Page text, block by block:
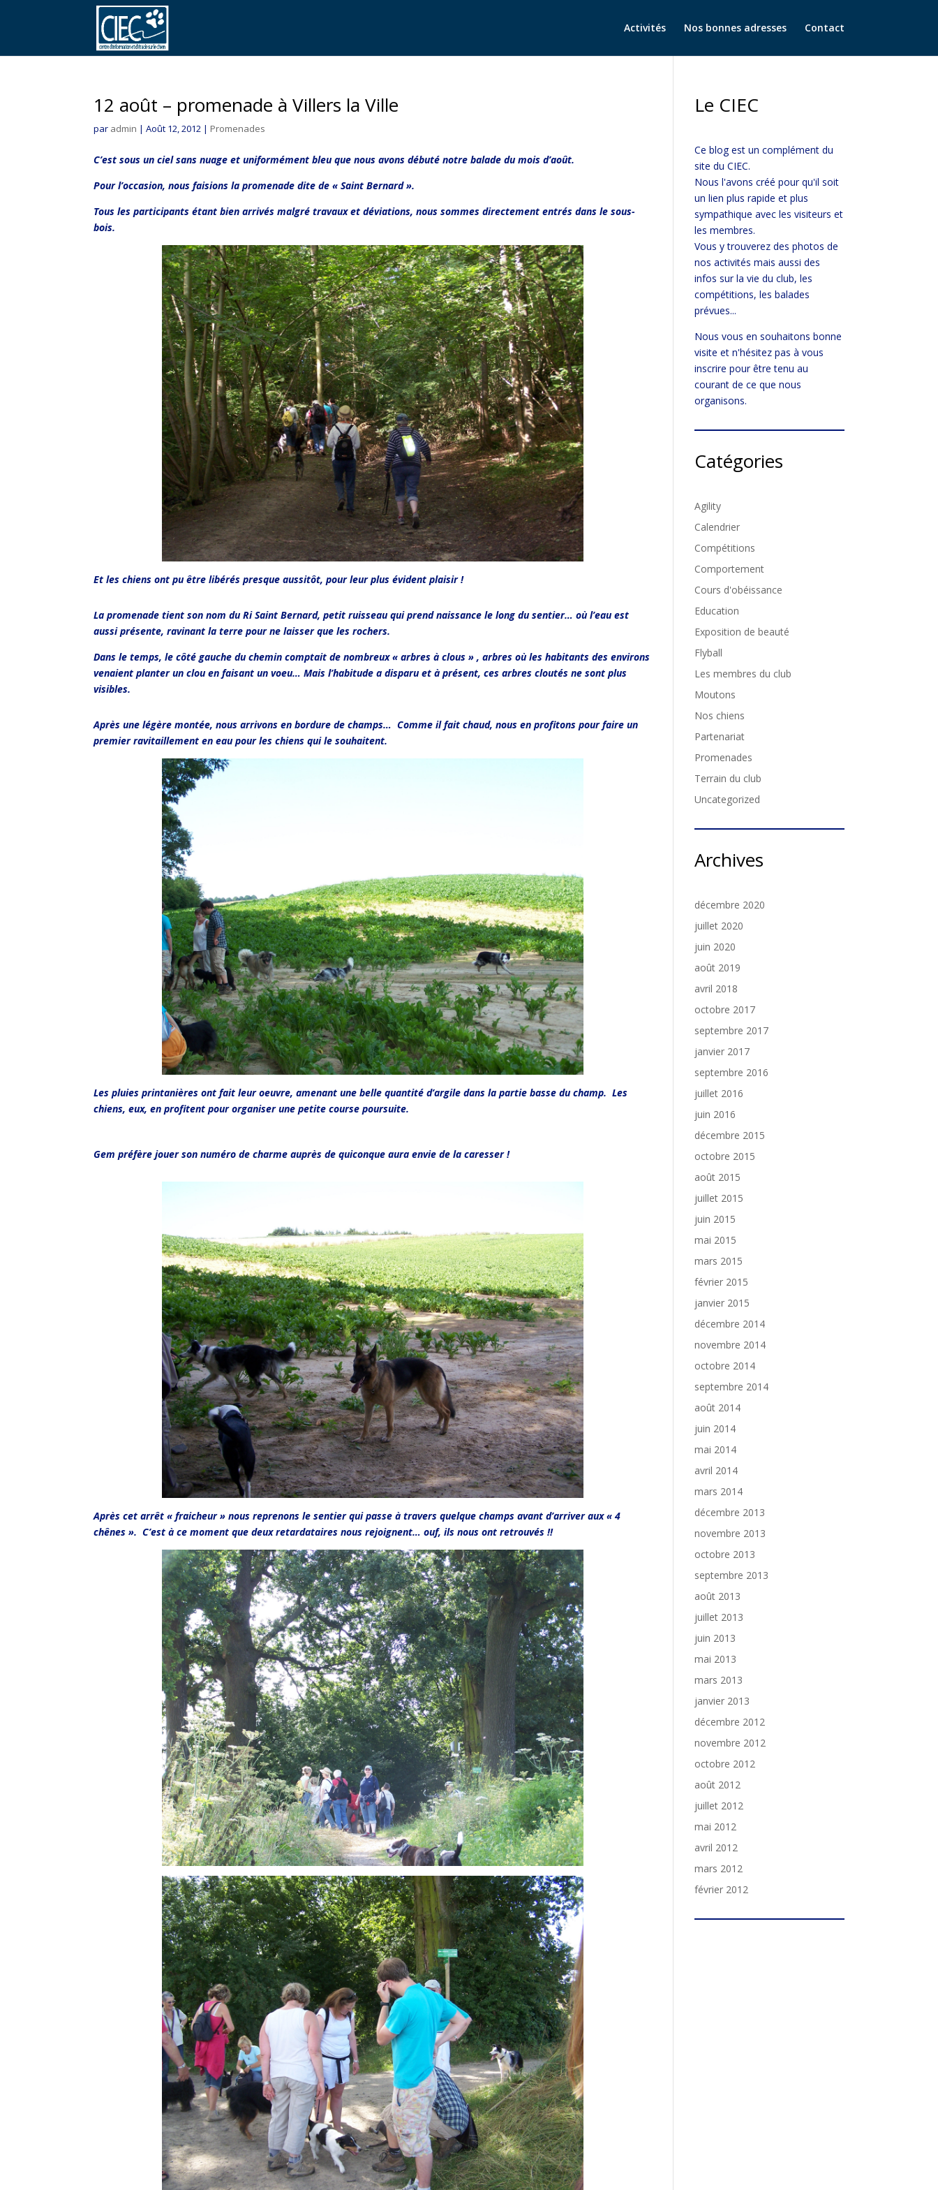
Activités Nos bonnes adresses Contact
12 août – promenade à Villers la Ville
par admin |Août 12, 2012 | Promenades
C’est sous un ciel sans nuage et uniformément bleu que nous avons débuté notre balade du mois d’août.
Pour l’occasion, nous faisions la promenade dite de « Saint Bernard ».
Tous les participants étant bien arrivés malgré travaux et déviations, nous sommes directement entrés dans le sous-
bois.
Et les chiens ont pu être libérés presque aussitôt, pour leur plus évident plaisir !
La promenade tient son nom du Ri Saint Bernard, petit ruisseau qui prend naissance le long du sentier… où l’eau est
aussi présente, ravinant la terre pour ne laisser que les rochers.
Dans le temps, le côté gauche du chemin comptait de nombreux « arbres à clous » , arbres où les habitants des environs
venaient planter un clou en faisant un voeu… Mais l’habitude a disparu et à présent, ces arbres cloutés ne sont plus
visibles.
Après une légère montée, nous arrivons en bordure de champs… Comme il fait chaud, nous en profitons pour faire un
premier ravitaillement en eau pour les chiens qui le souhaitent.
Les pluies printanières ont fait leur oeuvre, amenant une belle quantité d’argile dans la partie basse du champ. Les
chiens, eux, en profitent pour organiser une petite course poursuite.
Gem préfère jouer son numéro de charme auprès de quiconque aura envie de la caresser !
Après cet arrêt « fraicheur » nous reprenons le sentier qui passe à travers quelque champs avant d’arriver aux « 4
chênes ». C’est à ce moment que deux retardataires nous rejoignent… ouf, ils nous ont retrouvés !!
Le CIEC
Ce blog est un complément du
site du CIEC.
Nous l'avons créé pour qu'il soit
un lien plus rapide et plus
sympathique avec les visiteurs et
les membres.
Vous y trouverez des photos de
nos activités mais aussi des
infos sur la vie du club, les
compétitions, les balades
prévues...
Nous vous en souhaitons bonne
visite et n'hésitez pas à vous
inscrire pour être tenu au
courant de ce que nous
organisons.
Catégories
Agility
Calendrier
Compétitions
Comportement
Cours d'obéissance
Education
Exposition de beauté
Flyball
Les membres du club
Moutons
Nos chiens
Partenariat
Promenades
Terrain du club
Uncategorized
Archives
décembre 2020
juillet 2020
juin 2020
août 2019
avril 2018
octobre 2017
septembre 2017
janvier 2017
septembre 2016
juillet 2016
juin 2016
décembre 2015
octobre 2015
août 2015
juillet 2015
juin 2015
mai 2015
mars 2015
février 2015
janvier 2015
décembre 2014
novembre 2014
octobre 2014
septembre 2014
août 2014
juin 2014
mai 2014
avril 2014
mars 2014
décembre 2013
novembre 2013
octobre 2013
septembre 2013
août 2013
juillet 2013
juin 2013
mai 2013
mars 2013
janvier 2013
décembre 2012
novembre 2012
octobre 2012
août 2012
juillet 2012
mai 2012
avril 2012
mars 2012
février 2012